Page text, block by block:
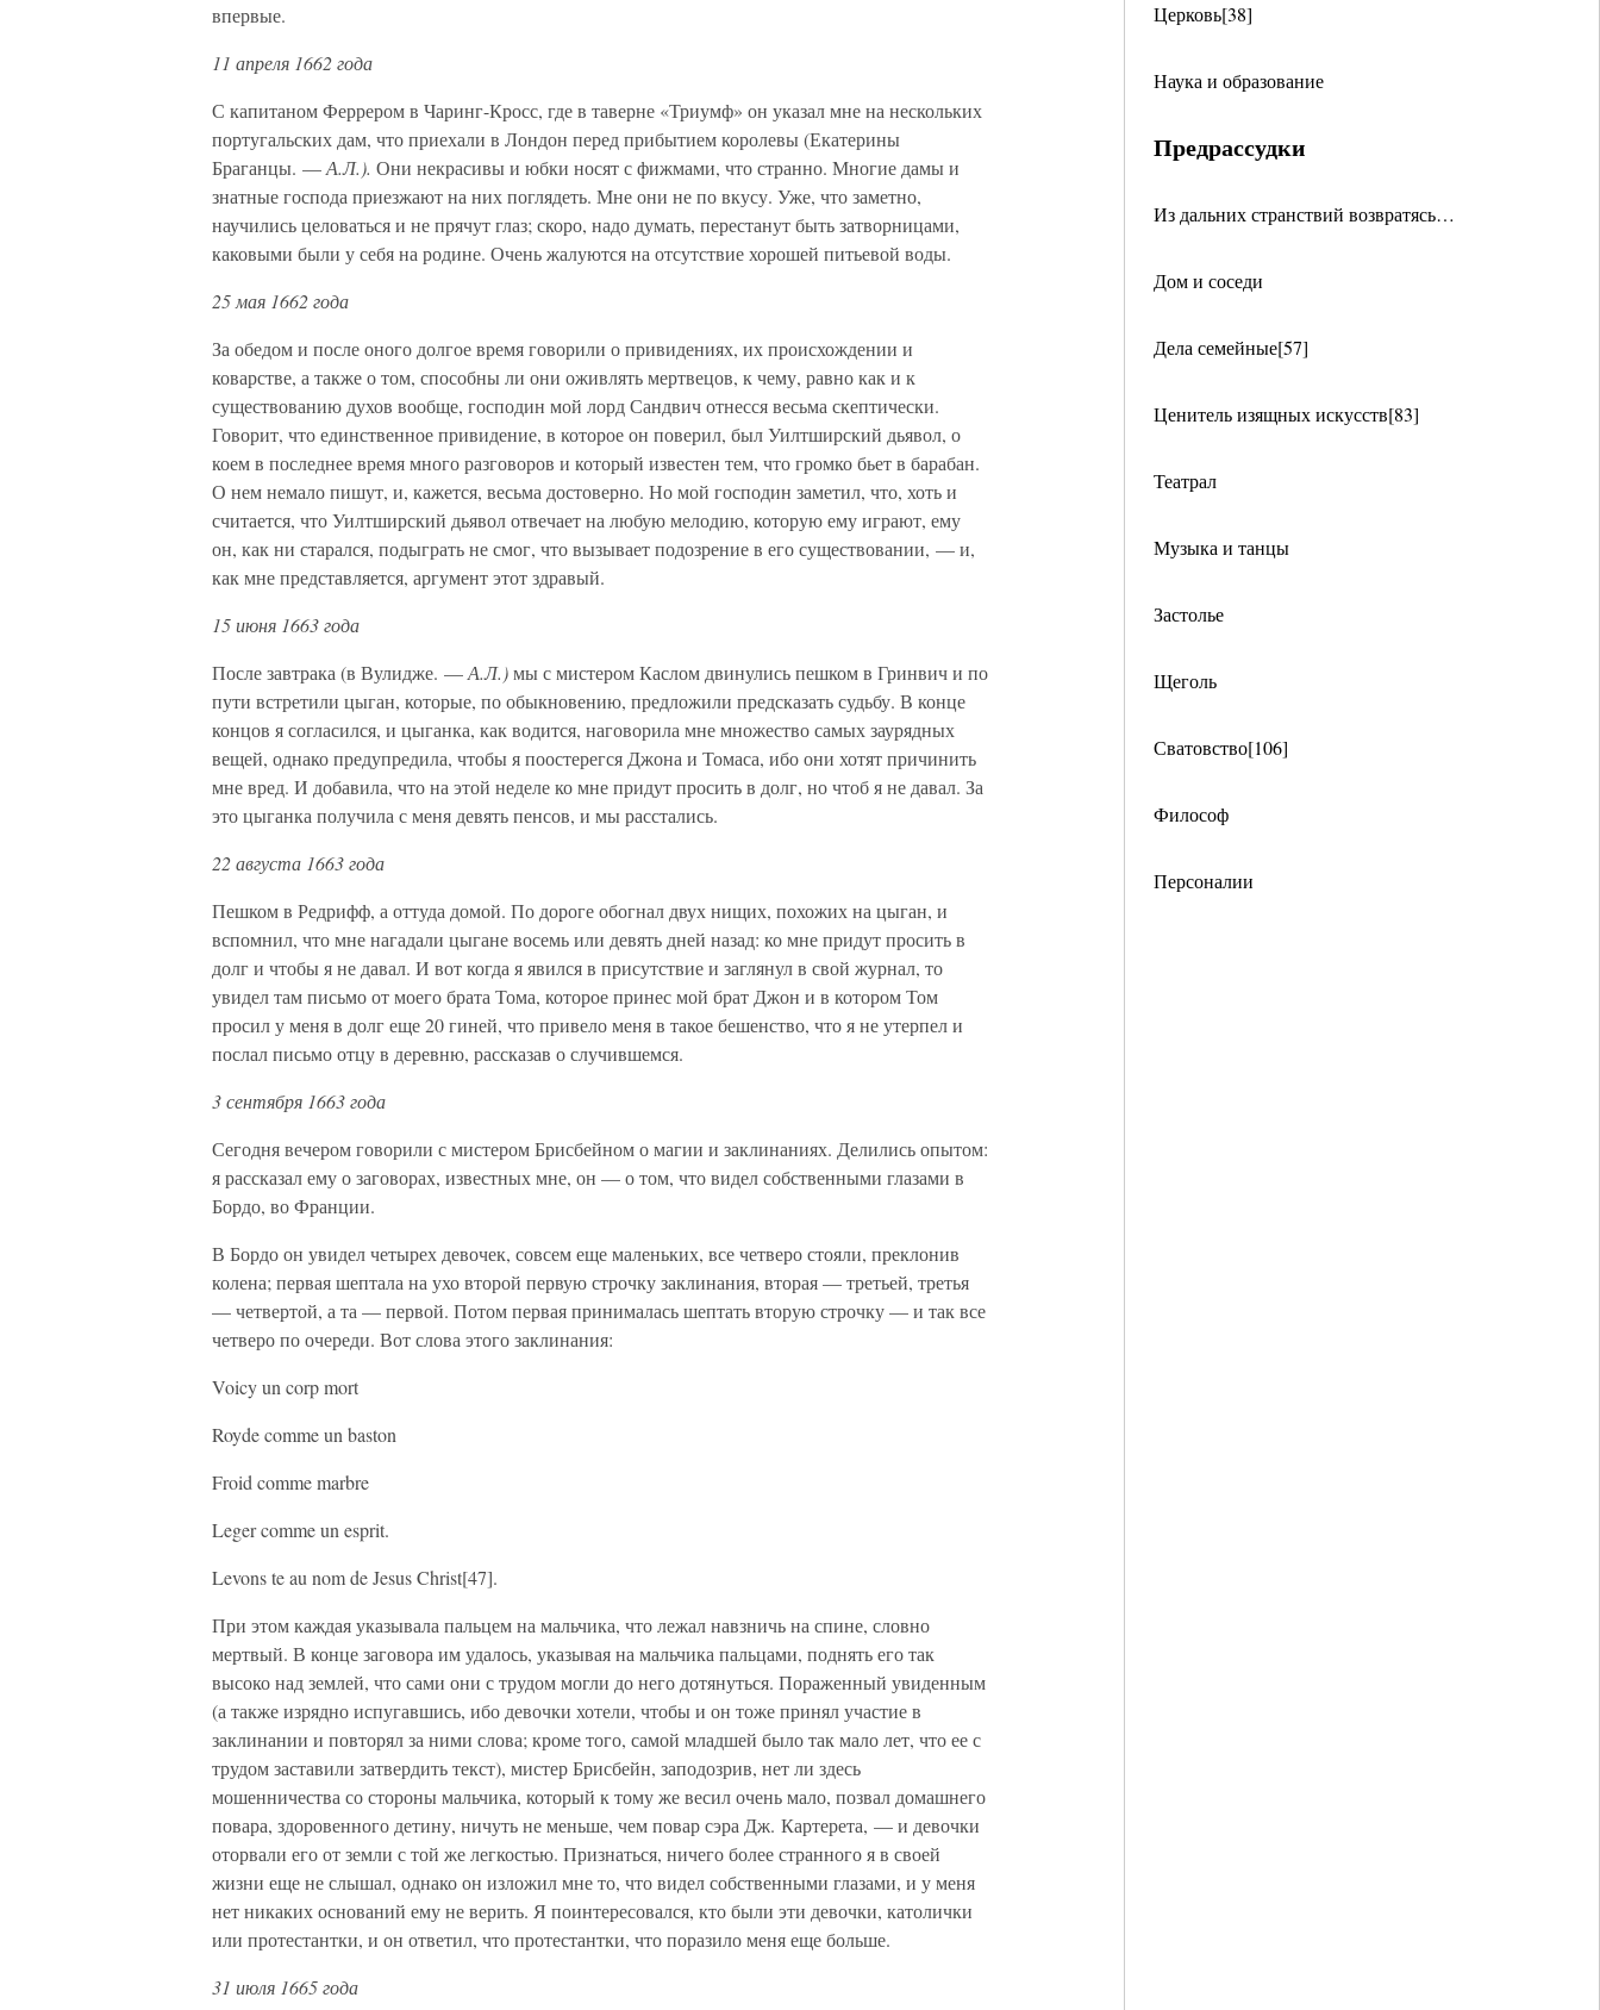
Церковь[38]
Наука и образование
Предрассудки
Из дальних странствий возвратясь…
Дом и соседи
Дела семейные[57]
Ценитель изящных искусств[83]
Театрал
Музыка и танцы
Застолье
Щеголь
Сватовство[106]
Философ
Персоналии
впервые.
11 апреля 1662 года
С капитаном Феррером в Чаринг-Кросс, где в таверне «Триумф» он указал мне на нескольких
португальских дам, что приехали в Лондон перед прибытием королевы (Екатерины
Браганцы. —А.Л.). Они некрасивы и юбки носят с фижмами, что странно. Многие дамы и
знатные господа приезжают на них поглядеть. Мне они не по вкусу. Уже, что заметно,
научились целоваться и не прячут глаз; скоро, надо думать, перестанут быть затворницами,
каковыми были у себя на родине. Очень жалуются на отсутствие хорошей питьевой воды.
25 мая 1662 года
За обедом и после оного долгое время говорили о привидениях, их происхождении и
коварстве, а также о том, способны ли они оживлять мертвецов, к чему, равно как и к
существованию духов вообще, господин мой лорд Сандвич отнесся весьма скептически.
Говорит, что единственное привидение, в которое он поверил, был Уилтширский дьявол, о
коем в последнее время много разговоров и который известен тем, что громко бьет в барабан.
О нем немало пишут, и, кажется, весьма достоверно. Но мой господин заметил, что, хоть и
считается, что Уилтширский дьявол отвечает на любую мелодию, которую ему играют, ему
он, как ни старался, подыграть не смог, что вызывает подозрение в его существовании, — и,
как мне представляется, аргумент этот здравый.
15 июня 1663 года
После завтрака (в Вулидже. —А.Л.)мы с мистером Каслом двинулись пешком в Гринвич и по
пути встретили цыган, которые, по обыкновению, предложили предсказать судьбу. В конце
концов я согласился, и цыганка, как водится, наговорила мне множество самых заурядных
вещей, однако предупредила, чтобы я поостерегся Джона и Томаса, ибо они хотят причинить
мне вред. И добавила, что на этой неделе ко мне придут просить в долг, но чтоб я не давал. За
это цыганка получила с меня девять пенсов, и мы расстались.
22 августа 1663 года
Пешком в Редрифф, а оттуда домой. По дороге обогнал двух нищих, похожих на цыган, и
вспомнил, что мне нагадали цыгане восемь или девять дней назад: ко мне придут просить в
долг и чтобы я не давал. И вот когда я явился в присутствие и заглянул в свой журнал, то
увидел там письмо от моего брата Тома, которое принес мой брат Джон и в котором Том
просил у меня в долг еще 20 гиней, что привело меня в такое бешенство, что я не утерпел и
послал письмо отцу в деревню, рассказав о случившемся.
3 сентября 1663 года
Сегодня вечером говорили с мистером Брисбейном о магии и заклинаниях. Делились опытом:
я рассказал ему о заговорах, известных мне, он — о том, что видел собственными глазами в
Бордо, во Франции.
В Бордо он увидел четырех девочек, совсем еще маленьких, все четверо стояли, преклонив
колена; первая шептала на ухо второй первую строчку заклинания, вторая — третьей, третья
— четвертой, а та — первой. Потом первая принималась шептать вторую строчку — и так все
четверо по очереди. Вот слова этого заклинания:
Voicy un corp mort
Royde comme un baston
Froid comme marbre
Leger comme un esprit.
Levons te au nom de Jesus Christ[47].
При этом каждая указывала пальцем на мальчика, что лежал навзничь на спине, словно
мертвый. В конце заговора им удалось, указывая на мальчика пальцами, поднять его так
высоко над землей, что сами они с трудом могли до него дотянуться. Пораженный увиденным
(а также изрядно испугавшись, ибо девочки хотели, чтобы и он тоже принял участие в
заклинании и повторял за ними слова; кроме того, самой младшей было так мало лет, что ее с
трудом заставили затвердить текст), мистер Брисбейн, заподозрив, нет ли здесь
мошенничества со стороны мальчика, который к тому же весил очень мало, позвал домашнего
повара, здоровенного детину, ничуть не меньше, чем повар сэра Дж. Картерета, — и девочки
оторвали его от земли с той же легкостью. Признаться, ничего более странного я в своей
жизни еще не слышал, однако он изложил мне то, что видел собственными глазами, и у меня
нет никаких оснований ему не верить. Я поинтересовался, кто были эти девочки, католички
или протестантки, и он ответил, что протестантки, что поразило меня еще больше.
31 июля 1665 года